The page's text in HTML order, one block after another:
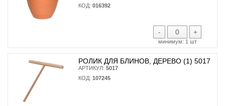
КОД: 016392
- +
минимум: 1 шт
РОЛИК ДЛЯ БЛИНОВ, ДЕРЕВО (1) 5017
АРТИКУЛ: 5017
КОД: 107245